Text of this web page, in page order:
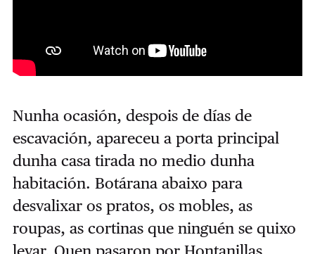
Nunha ocasión, despois de días de
escavación, apareceu a porta principal
dunha casa tirada no medio dunha
habitación. Botárana abaixo para
desvalixar os pratos, os mobles, as
roupas, as cortinas que ninguén se quixo